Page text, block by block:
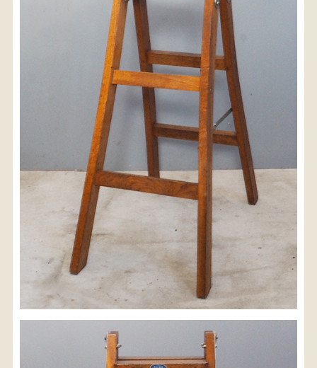
・送料は、商品のサイズ・発送先地域によって異なり
・ご購入手続きを進める途中で「宅急便」を選択いた
だくと、自動的に送料が加算されます。
・配送についての詳細は、
こちら →
【送料を確認する】
お届け先、送料ランクを選択する事で送料が表
示されます。
お届け先
配送料金(税込)
店舗までお問い合わせ下さい。
03-3468-0853